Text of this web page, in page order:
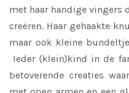
met haar handige vingers
creëren. Haar gehaakte
maar ook kleine
Ieder (klein)kind in de
betoverende creaties